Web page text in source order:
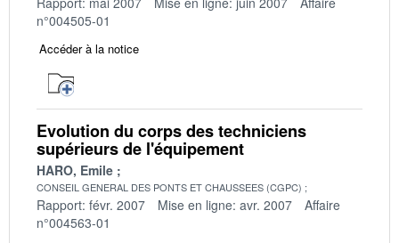
n°004505-01
Accéder à la notice
Evolution du corps des techniciens
supérieurs de l'équipement
HARO, Emile
CONSEIL GENERAL DES PONTS ET CHAUSSEES (CGPC)
Rapport: févr. 2007 Mise en ligne: avr. 2007
Affaire
n°004563-01